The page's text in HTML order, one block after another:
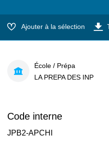
Ajouter à la sélection
École / Prépa
LA PREPA DES INP
Code interne
JPB2-APCHI